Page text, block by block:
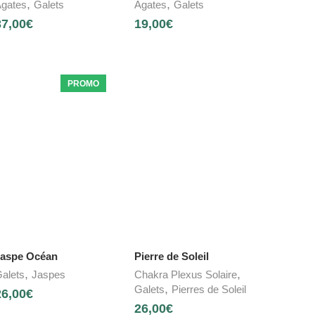
, Galets
€
Agates,Galets
19,00€
PROMO
Océan
, Jaspes
€
Pierre de Soleil
Chakra Plexus Solaire,
Galets, Pierres de Soleil
26,00€